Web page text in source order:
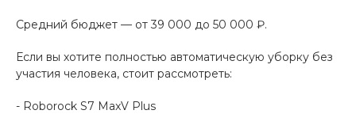
Средний бюджет — от 39 000 до 50 000 ₽.
Если вы хотите полностью автоматическую уборку без
участия человека, стоит рассмотреть:
- Roborock S7 MaxV Plus